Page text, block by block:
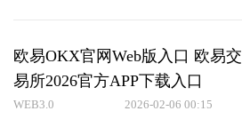
欧易OKX官网Web版入口 欧易交
易所2026官方APP下载入口
WEB3.0 2026-02-06 00:15